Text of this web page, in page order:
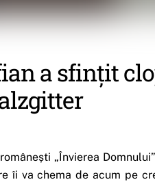
a sfințit
„Învierea
îi va chema de acum pe